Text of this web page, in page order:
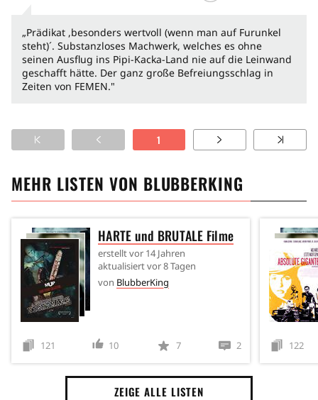
„Prädikat ,besonders wertvoll (wenn man auf Furunkel
steht)´. Substanzloses Machwerk, welches es ohne
seinen Ausflug ins Pipi-Kacka-Land nie auf die Leinwand
geschafft hätte. Der ganz große Befreiungsschlag in
Zeiten von FEMEN."
1
MEHR LISTEN VON BLUBBERKING
HARTE und BRUTALE Filme
erstelltvor 14 Jahren
aktualisiertvor 8 Tagen
von BlubberKing
121 10 7 2 122
ZEIGE ALLE LISTEN